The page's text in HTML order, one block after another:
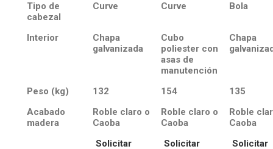
Tipo de
cabezal
Curve Curve Bola
Interior
Chapa
galvanizada
Cubo
poliester con
asas de
manutención
Chapa
Peso (kg) 132 154
135
Acabado
madera
Roble claro o
Caoba
Roble claro o
Caoba
Roble
Caoba
Solicitar
Solicitar
Solicitar